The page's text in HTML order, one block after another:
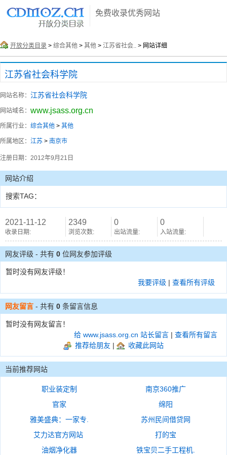
免费收录优秀网站
开放分类目录 > 综合其他 > 其他 > 江苏省社会.. > 网站详细
江苏省社会科学院
网站名称： 江苏省社会科学院
网站域名： www.jsass.org.cn
所属行业： 综合其他 > 其他
所属地区： 江苏 > 南京市
注册日期： 2012年9月21日
网站介绍
搜索TAG：
2021-11-12
收录日期:
2349
浏览次数:
0
出站流量:
0
入站流量:
网友评级 - 共有 0 位网友参加评级
暂时没有网友评级！
我要评级 | 查看所有评级
网友留言 - 共有 0 条留言信息
暂时没有网友留言！
给 www.jsass.org.cn 站长留言 | 查看所有留言
推荐给朋友 | 收藏此网站
当前推荐网站
职业装定制
南京360推广
官家
绵阳
雅美盛典：一家专.
苏州民间借贷网
艾力达官方网站
打的宝
油烟净化器
铁宝贝二手工程机.